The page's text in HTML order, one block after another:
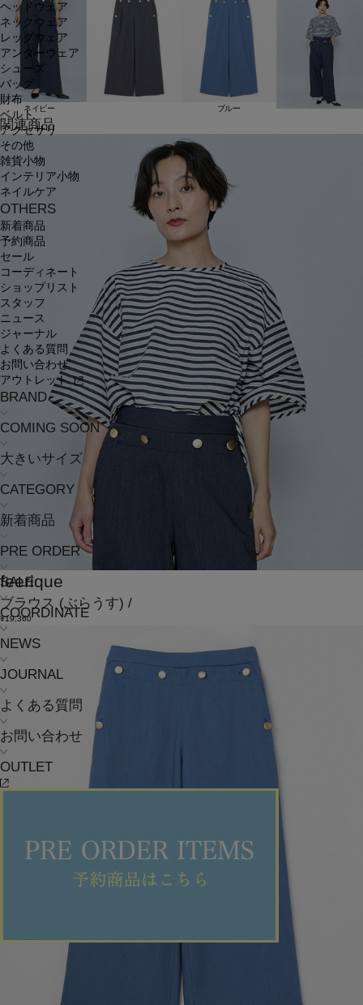
ヘッドウェア
ネックウェア
レッグウェア
アンダーウェア
シューズ
バッグ
財布
ベルト
アクセサリ
その他
雑貨小物
インテリア小物
ネイルケア
OTHERS
新着商品
予約商品
セール
コーディネート
ショップリスト
スタッフ
ニュース
ジャーナル
よくある質問
お問い合わせ
アウトレット
BRAND
COMING SOON
大きいサイズ
CATEGORY
新着商品
PRE ORDER
SALE
COORDINATE
NEWS
JOURNAL
よくある質問
お問い合わせ
OUTLET
ネイビー ブルー
関連商品
feerique
ブラウス (ぶらうす) /
¥19,360